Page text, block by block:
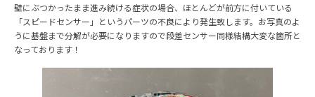
壁にぶつかったまま進み続ける症状の場合、ほとんどが前方に付いている
「スピードセンサー」というパーツの不良により発生致します。お写真のよ
うに基盤まで分解が必要になりますので段差センサー同様結構大変な箇所と
なっております！